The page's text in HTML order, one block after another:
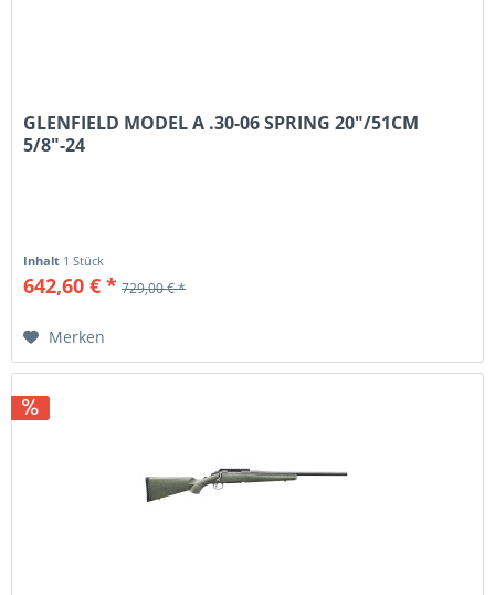
GLENFIELD MODEL A .30-06 SPRING 20"/51CM
5/8"-24
Inhalt 1 Stück
642,60 € * 729,00 € *
Merken